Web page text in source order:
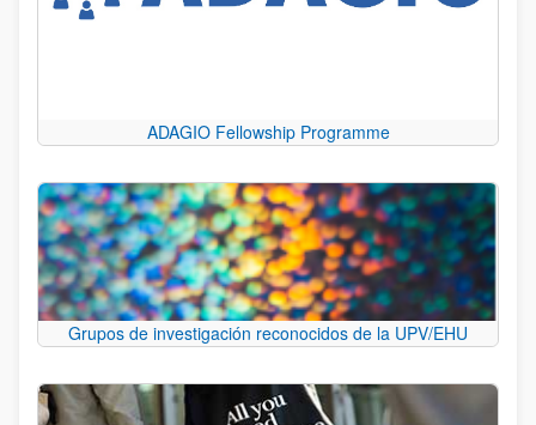
ADAGIO Fellowship Programme
Grupos de investigación reconocidos de la UPV/EHU